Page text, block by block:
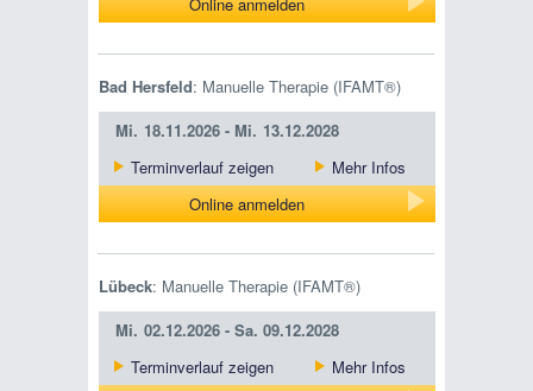
Bad Hersfeld: Manuelle Therapie (IFAMT®)
Mi. 18.11.2026 - Mi. 13.12.2028
Terminverlauf zeigen
Mehr Infos
Online anmelden
Lübeck: Manuelle Therapie (IFAMT®)
Mi. 02.12.2026 - Sa. 09.12.2028
Terminverlauf zeigen
Mehr Infos